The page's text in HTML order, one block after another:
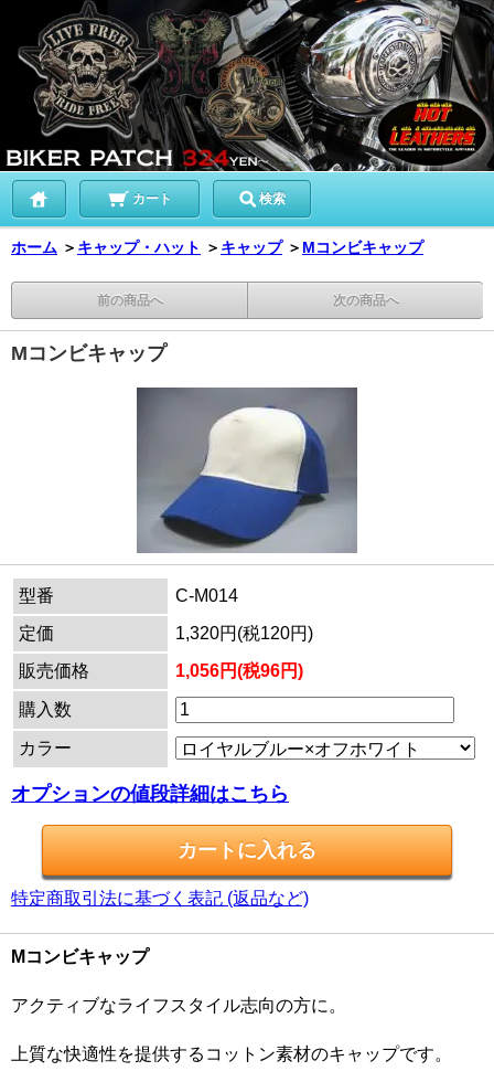
カート 検索
ホーム ＞ キャップ・ハット ＞ キャップ ＞ Mコンビキャップ
前の商品へ 次の商品へ
Mコンビキャップ
型番
C-M014
定価
1,320円(税120円)
販売価格
1,056円(税96円)
購入数
カラー
オプションの値段詳細はこちら
特定商取引法に基づく表記 (返品など)
Mコンビキャップ
アクティブなライフスタイル志向の方に。
上質な快適性を提供するコットン素材のキャップです。